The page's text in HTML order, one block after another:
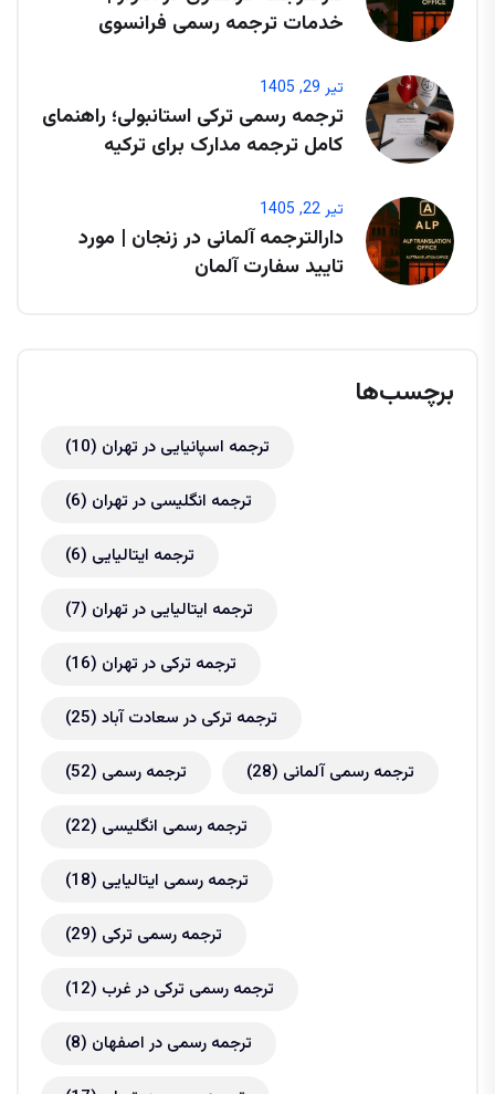
خدمات ترجمه رسمی فرانسوی
تیر 29, 1405
ترجمه رسمی ترکی استانبولی؛ راهنمای
کامل ترجمه مدارک برای ترکیه
تیر 22, 1405
دارالترجمه آلمانی در زنجان | مورد
تایید سفارت آلمان
برچسب‌ها
ترجمه اسپانیایی در تهران (10)
ترجمه انگلیسی در تهران (6)
ترجمه ایتالیایی (6)
ترجمه ایتالیایی در تهران (7)
ترجمه ترکی در تهران (16)
ترجمه ترکی در سعادت آباد (25)
ترجمه رسمی (52) ترجمه رسمی آلمانی (28)
ترجمه رسمی انگلیسی (22)
ترجمه رسمی ایتالیایی (18)
ترجمه رسمی ترکی (29)
ترجمه رسمی ترکی در غرب (12)
ترجمه رسمی در اصفهان (8)